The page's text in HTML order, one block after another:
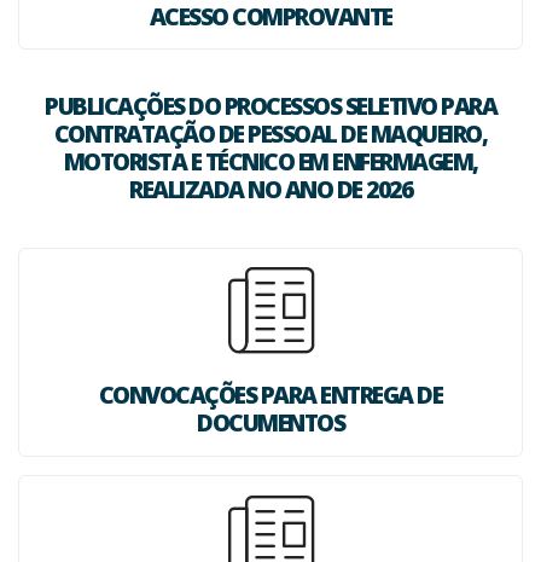
ACESSO COMPROVANTE
PUBLICAÇÕES DO PROCESSOS SELETIVO PARA
CONTRATAÇÃO DE PESSOAL DE MAQUEIRO,
MOTORISTA E TÉCNICO EM ENFERMAGEM,
REALIZADA NO ANO DE 2026
CONVOCAÇÕES PARA ENTREGA DE
DOCUMENTOS